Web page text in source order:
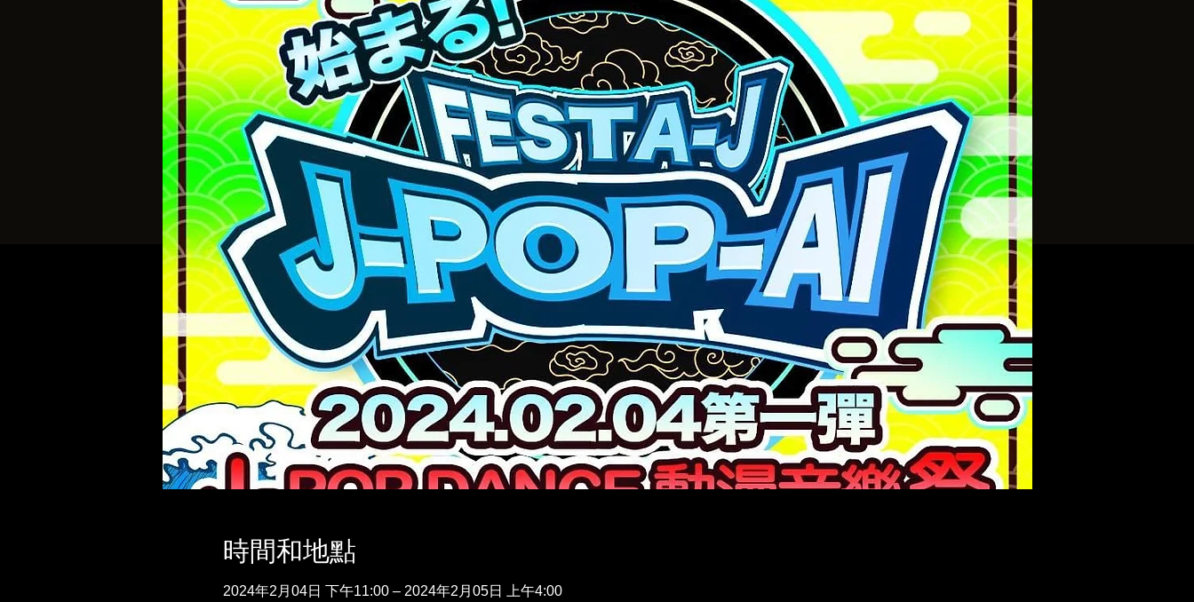
時間和地點
2024年2月04日 下午11:00 – 2024年2月05日 上午4:00